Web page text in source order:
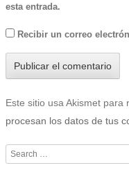
esta entrada.
Recibir un correo
Este sitio usa Akismet para
procesan los datos de tus
Search